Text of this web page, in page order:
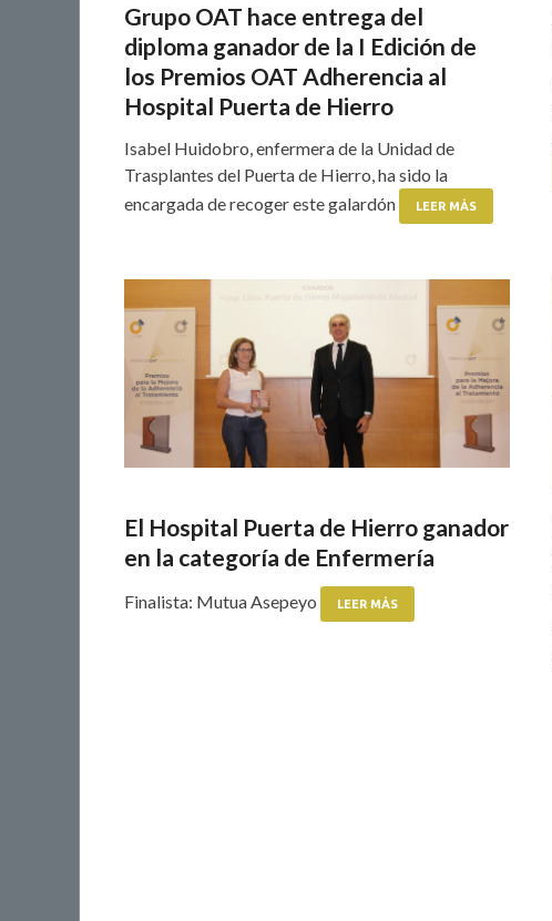
Grupo OAT hace entrega del
diploma ganador de la I Edición de
los Premios OAT Adherencia al
Hospital Puerta de Hierro
Isabel Huidobro, enfermera de la Unidad de
Trasplantes del Puerta de Hierro, ha sido la
encargada de recoger este galardón
LEER MÁS
El Hospital Puerta de Hierro ganador
en la categoría de Enfermería
Finalista: Mutua Asepeyo LEER MÁS